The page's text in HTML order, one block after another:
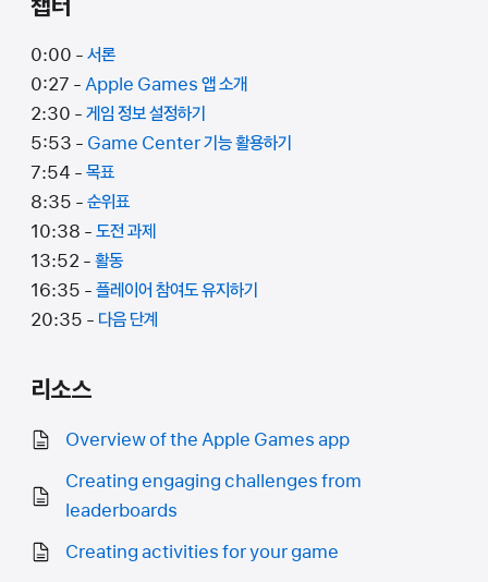
0:00 - 서론
0:27 - Apple Games 앱 소개
2:30 - 게임 정보 설정하기
5:53 - Game Center 기능 활용하기
7:54 - 목표
8:35 - 순위표
10:38 - 도전 과제
13:52 - 활동
16:35 - 플레이어 참여도 유지하기
20:35 - 다음 단계
리소스
Overview of the Apple Games app
Creating engaging challenges from
leaderboards
Creating activities for your game